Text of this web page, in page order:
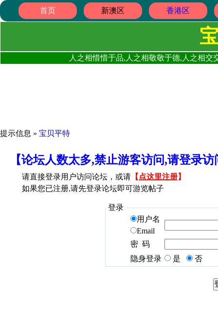
首页 新澳区 香港区
人之相惜惜于品,人之相敬敬于德,人之相
提示信息 » 宝贝平特
【论坛人数太多,禁止游客访问,请登录
请直接登录用户访问论坛，或请 【 点这里注册】
如果您已注册,请先登录论坛即可游览帖子
登录
用户名
Email
密 码
隐身登录
是 否